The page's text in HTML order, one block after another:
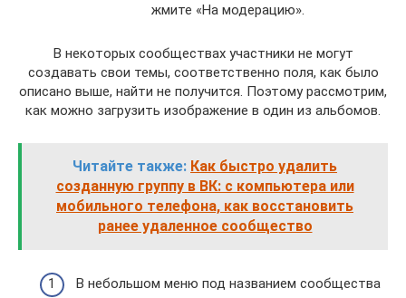
жмите «На модерацию».
В некоторых сообществах участники не могут
создавать свои темы, соответственно поля, как было
описано выше, найти не получится. Поэтому рассмотрим,
как можно загрузить изображение в один из альбомов.
Читайте также: Как быстро удалить
созданную группу в ВК: с компьютера или
мобильного телефона, как восстановить
ранее удаленное сообщество
В небольшом меню под названием сообщества